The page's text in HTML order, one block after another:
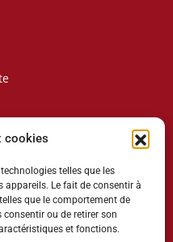
cookies
telles que les
Le fait de consentir à
que le comportement de
ou de retirer son
et fonctions.